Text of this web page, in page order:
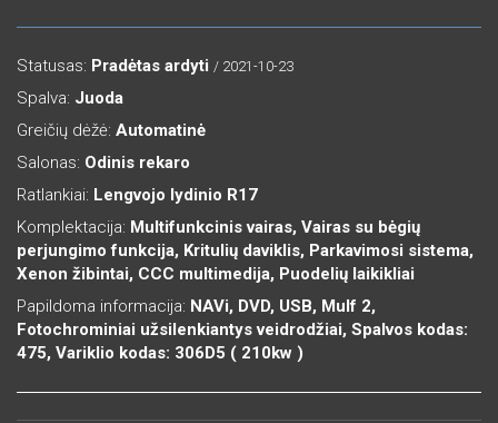
Statusas: Pradėtas ardyti / 2021-10-23
Spalva: Juoda
Greičių dėžė: Automatinė
Salonas: Odinis rekaro
Ratlankiai: Lengvojo lydinio R17
Komplektacija: Multifunkcinis vairas, Vairas su bėgių
perjungimo funkcija, Kritulių daviklis, Parkavimosi sistema,
Xenon žibintai, CCC multimedija, Puodelių laikikliai
Papildoma informacija: NAVi, DVD, USB, Mulf 2,
Fotochrominiai užsilenkiantys veidrodžiai, Spalvos kodas:
475, Variklio kodas: 306D5 ( 210kw )